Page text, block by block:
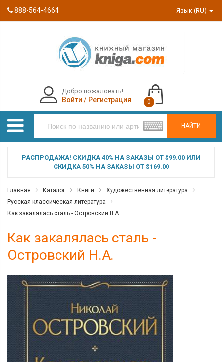
888-564-4664 Язык (RU)
НАЙТИ
Добро пожаловать!
Войти / Регистрация 0
РАСПРОДАЖА! СКИДКА 40% НА ЗАКАЗЫ ОТ $99.00 ИЛИ
СКИДКА 50% НА ЗАКАЗЫ ОТ $169.00
Главная Каталог Книги
Художественная литература
Русская классическая литература
Как закалялась сталь - Островский Н.А.
Как закалялась сталь -
Островский Н.А.